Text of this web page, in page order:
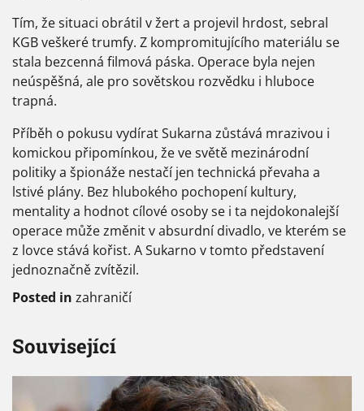
Tím, že situaci obrátil v žert a projevil hrdost, sebral
KGB veškeré trumfy. Z kompromitujícího materiálu se
stala bezcenná filmová páska. Operace byla nejen
neúspěšná, ale pro sovětskou rozvědku i hluboce
trapná.
Příběh o pokusu vydírat Sukarna zůstává mrazivou i
komickou připomínkou, že ve světě mezinárodní
politiky a špionáže nestačí jen technická převaha a
lstivé plány. Bez hlubokého pochopení kultury,
mentality a hodnot cílové osoby se i ta nejdokonalejší
operace může změnit v absurdní divadlo, ve kterém se
z lovce stává kořist. A Sukarno v tomto představení
jednoznačně zvítězil.
Posted in zahraničí
Související